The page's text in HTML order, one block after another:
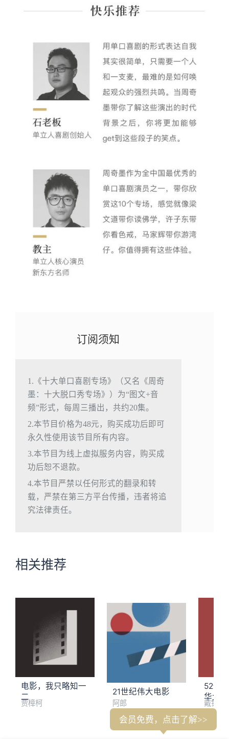
会员免费，点击了解>>
订阅须知
1.《十大单口喜剧专场》（又名《周奇
墨：十大脱口秀专场》）为“图文+音
频”形式，每周三播出，共约20集。
2.本节目价格为48元，购买成功后即可
永久性使用该节目所有内容。
3.本节目为线上虚拟服务内容，购买成
功后恕不退款。
4.本节目严禁以任何形式的翻录和转
载，严禁在第三方平台传播，违者将追
究法律责任。
相关推荐
电影，我只略知一
二
贾樟柯
21世纪伟大电影
阿郎
52倍
华大
戴锦华